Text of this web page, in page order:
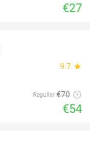
€27
9.7 star
Regulier €70
€54